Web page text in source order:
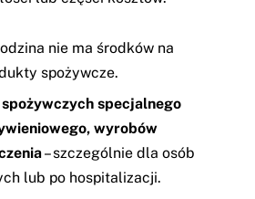
nie ma środków na
spożywcze.
specjalnego
wyrobów
– szczególnie dla osób
lub po hospitalizacji.